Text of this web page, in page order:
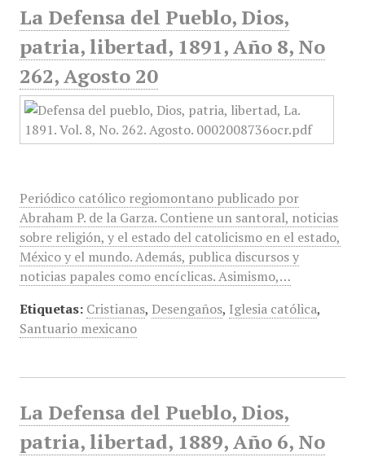
La Defensa del Pueblo, Dios,
patria, libertad, 1891, Año 8, No
262, Agosto 20
Periódico católico regiomontano publicado por
Abraham P. de la Garza. Contiene un santoral, noticias
sobre religión, y el estado del catolicismo en el estado,
México y el mundo. Además, publica discursos y
noticias papales como encíclicas. Asimismo,…
Etiquetas: Cristianas, Desengaños, Iglesia católica,
Santuario mexicano
La Defensa del Pueblo, Dios,
patria, libertad, 1889, Año 6, No